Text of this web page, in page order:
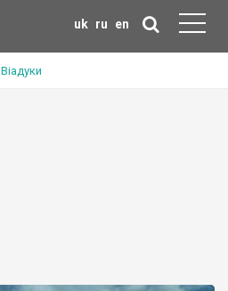
uk ru en
Віадуки